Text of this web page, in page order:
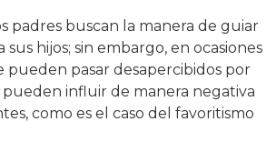
padres buscan la manera de guiar
hijos; sin embargo, en ocasiones
pueden pasar desapercibidos por
pueden influir de manera negativa
como es el caso del favoritismo